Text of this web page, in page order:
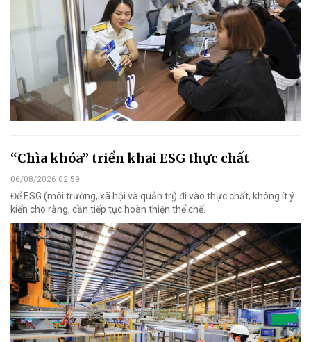
“Chìa khóa” triển khai ESG thực chất
06/08/2026 02:59
Để ESG (môi trường, xã hội và quản trị) đi vào thực chất, không ít ý
kiến cho rằng, cần tiếp tục hoàn thiện thể chế.